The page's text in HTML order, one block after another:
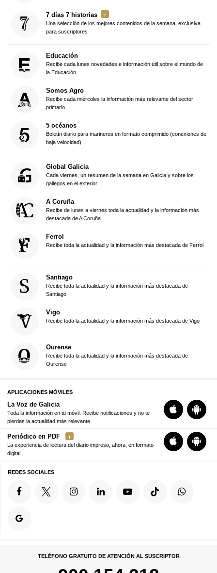
7 días 7 historias
Una selección de los mejores contenidos de la semana, exclusiva
para suscriptores
Educación
Recibe cada lunes novedades e información útil sobre el mundo de
la Educación
Somos Agro
Recibe cada miércoles la información más relevante del sector
primario
5 océanos
Boletín diario para marineros en formato comprimido (conexiones de
baja velocidad)
Global Galicia
Cada viernes, un resumen de la semana en Galicia y sobre los
gallegos en el exterior
A Coruña
Recibe de lunes a viernes toda la actualidad y la información más
destacada de A Coruña
Ferrol
Recibe toda la actualidad y la información más destacada de Ferrol
Santiago
Recibe toda la actualidad y la información más destacada de
Santiago
Vigo
Recibe toda la actualidad y la información más destacada de Vigo
Ourense
Recibe toda la actualidad y la información más destacada de
Ourense
APLICACIONES MÓVILES
La Voz de Galicia
Toda la información en tu móvil. Recibe notificaciones y no te
pierdas la actualidad más relevante
Periódico en PDF
La experiencia de lectura del diario impreso, ahora, en formato
digital
REDES SOCIALES
TELÉFONO GRATUITO DE ATENCIÓN AL SUSCRIPTOR